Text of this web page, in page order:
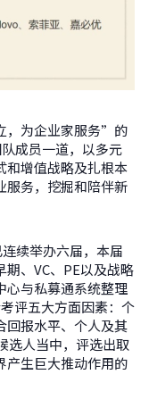
，为企业家服务”的
成员一道，以多元
和增值战略及扎根本
服务，挖掘和陪伴新
续举办六届，本届
、VC、PE以及战略
心与私募通系统整理
评五大方面因素：个
回报水平、个人及其
选人当中，评选出取
产生巨大推动作用的